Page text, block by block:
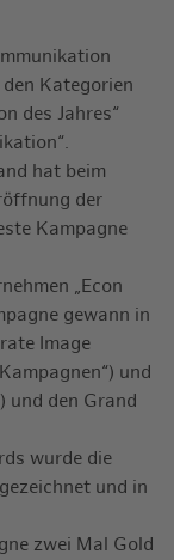
Kategorien
des Jahres“
hat beim
der
Kampagne
„Econ
gewann in
Image
und
und den Grand
wurde die
und in
zwei Mal Gold